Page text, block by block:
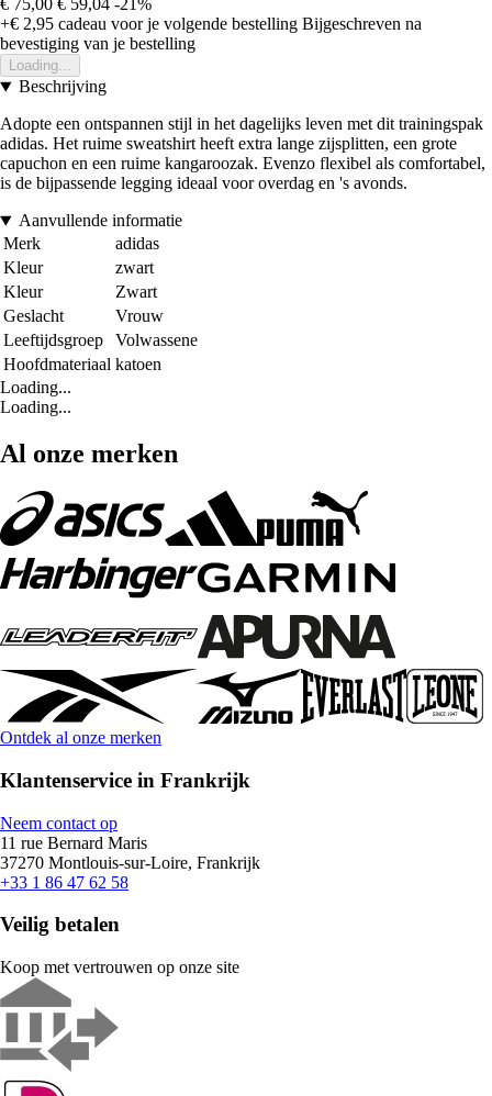
€ 75,00 € 59,04 -21%
+€ 2,95 cadeau voor je volgende bestelling Bijgeschreven na
bevestiging van je bestelling
Loading...
Beschrijving
Adopte een ontspannen stijl in het dagelijks leven met dit trainingspak
adidas. Het ruime sweatshirt heeft extra lange zijsplitten, een grote
capuchon en een ruime kangaroozak. Evenzo flexibel als comfortabel,
is de bijpassende legging ideaal voor overdag en 's avonds.
Aanvullende informatie
Merk
adidas
Kleur
zwart
Kleur
Zwart
Geslacht
Vrouw
Leeftijdsgroep
Volwassene
Hoofdmateriaal katoen
Loading...
Loading...
Al onze merken
Ontdek al onze merken
Klantenservice in Frankrijk
Neem contact op
11 rue Bernard Maris
37270 Montlouis-sur-Loire, Frankrijk
+33 1 86 47 62 58
Veilig betalen
Koop met vertrouwen op onze site